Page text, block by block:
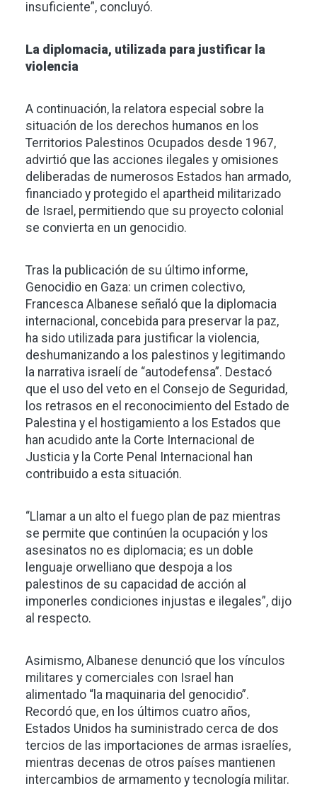
insuficiente”, concluyó.
La diplomacia, utilizada para justificar la
violencia
A continuación, la relatora especial sobre la
situación de los derechos humanos en los
Territorios Palestinos Ocupados desde 1967,
advirtió que las acciones ilegales y omisiones
deliberadas de numerosos Estados han armado,
financiado y protegido el apartheid militarizado
de Israel, permitiendo que su proyecto colonial
se convierta en un genocidio.
Tras la publicación de su último informe,
Genocidio en Gaza: un crimen colectivo,
Francesca Albanese señaló que la diplomacia
internacional, concebida para preservar la paz,
ha sido utilizada para justificar la violencia,
deshumanizando a los palestinos y legitimando
la narrativa israelí de “autodefensa”. Destacó
que el uso del veto en el Consejo de Seguridad,
los retrasos en el reconocimiento del Estado de
Palestina y el hostigamiento a los Estados que
han acudido ante la Corte Internacional de
Justicia y la Corte Penal Internacional han
contribuido a esta situación.
“Llamar a un alto el fuego plan de paz mientras
se permite que continúen la ocupación y los
asesinatos no es diplomacia; es un doble
lenguaje orwelliano que despoja a los
palestinos de su capacidad de acción al
imponerles condiciones injustas e ilegales”, dijo
al respecto.
Asimismo, Albanese denunció que los vínculos
militares y comerciales con Israel han
alimentado “la maquinaria del genocidio”.
Recordó que, en los últimos cuatro años,
Estados Unidos ha suministrado cerca de dos
tercios de las importaciones de armas israelíes,
mientras decenas de otros países mantienen
intercambios de armamento y tecnología militar.